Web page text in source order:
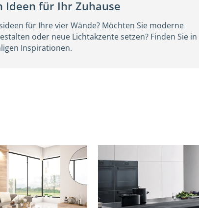
Ideen für Ihr Zuhause
für Ihre vier Wände? Möchten Sie moderne
oder neue Lichtakzente setzen? Finden Sie in
Inspirationen.